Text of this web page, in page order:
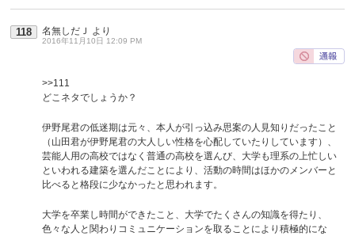
118 名無しだＪ より
2016年11月10日 12:09 PM
>>111
どこネタでしょうか？
伊野尾君の低迷期は元々、本人が引っ込み思案の人見知りだったこと
（山田君が伊野尾君の大人しい性格を心配していたりしています）、
芸能人用の高校ではなく普通の高校を選んび、大学も理系の上忙しい
といわれる建築を選んだことにより、活動の時間はほかのメンバーと
比べると格段に少なかったと思われます。
大学を卒業し時間ができたこと、大学でたくさんの知識を得たり、
色々な人と関わりコミュニケーションを取ることにより積極的にな